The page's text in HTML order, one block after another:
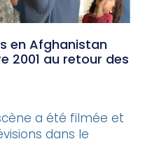
en Afghanistan
2001 au retour des
a été filmée et
dans le